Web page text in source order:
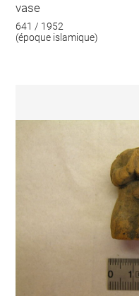
vase
641 / 1952
(époque islamique)